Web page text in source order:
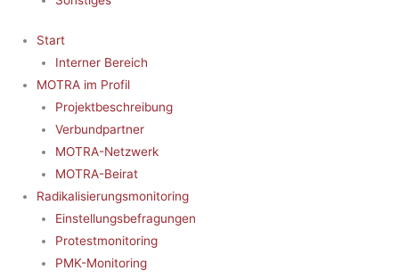
Start
Interner Bereich
MOTRA im Profil
Projektbeschreibung
Verbundpartner
MOTRA-Netzwerk
MOTRA-Beirat
Radikalisierungsmonitoring
Einstellungsbefragungen
Protestmonitoring
PMK-Monitoring